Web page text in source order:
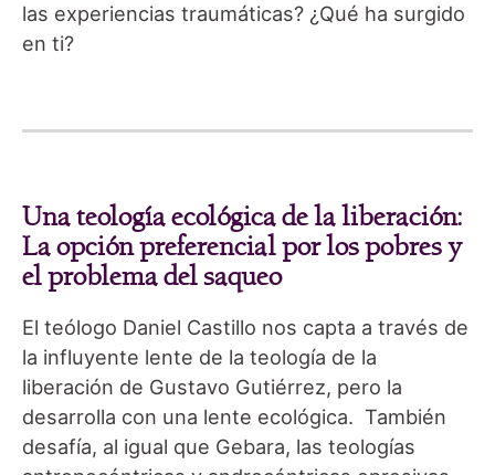
las experiencias traumáticas? ¿Qué ha surgido
en ti?
Una teología ecológica de la liberación:
La opción preferencial por los pobres y
el problema del saqueo
El teólogo Daniel Castillo nos capta a través de
la influyente lente de la teología de la
liberación de Gustavo Gutiérrez, pero la
desarrolla con una lente ecológica. También
desafía, al igual que Gebara, las teologías